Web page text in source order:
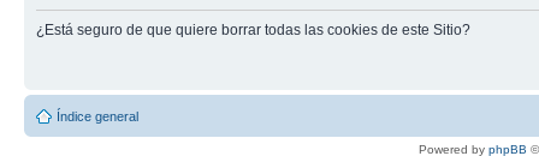
¿Está seguro de que quiere borrar todas las cookies de este Sitio?
Índice general
Powered by phpBB